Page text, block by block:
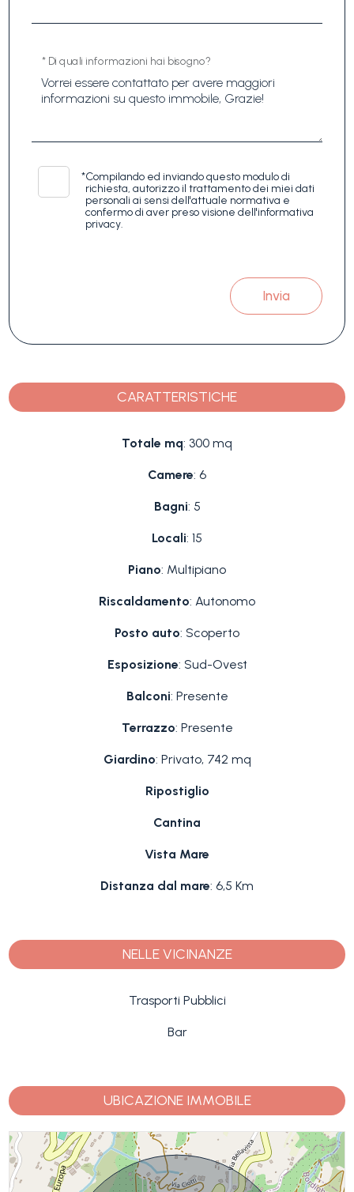
* Di quali informazioni hai bisogno?
*Compilando ed inviando questo modulo di
richiesta, autorizzo il trattamento dei miei dati
personali ai sensi dell'attuale normativa e
confermo di aver preso visione dell'informativa
privacy.
Invia
CARATTERISTICHE
Totale mq: 300 mq
Camere: 6
Bagni: 5
Locali: 15
Piano: Multipiano
Riscaldamento: Autonomo
Posto auto: Scoperto
Esposizione: Sud-Ovest
Balconi: Presente
Terrazzo: Presente
Giardino: Privato, 742 mq
Ripostiglio
Cantina
Vista Mare
Distanza dal mare: 6,5 Km
NELLE VICINANZE
Trasporti Pubblici
Bar
UBICAZIONE IMMOBILE